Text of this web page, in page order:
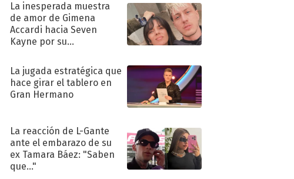
La inesperada muestra
de amor de Gimena
Accardi hacia Seven
Kayne por su
La jugada estratégica que
hace girar el tablero en
Gran Hermano
La reacción de L-Gante
ante el embarazo de su
ex Tamara Báez: "Saben
que..."